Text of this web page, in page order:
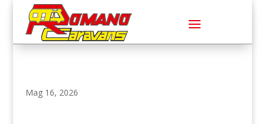
Mag 16, 2026